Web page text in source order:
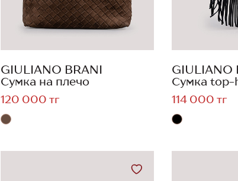
GIULIANO BRANI
Сумка на плечо
120 000 тг
GIULIANO
Сумка top-
114 000 тг